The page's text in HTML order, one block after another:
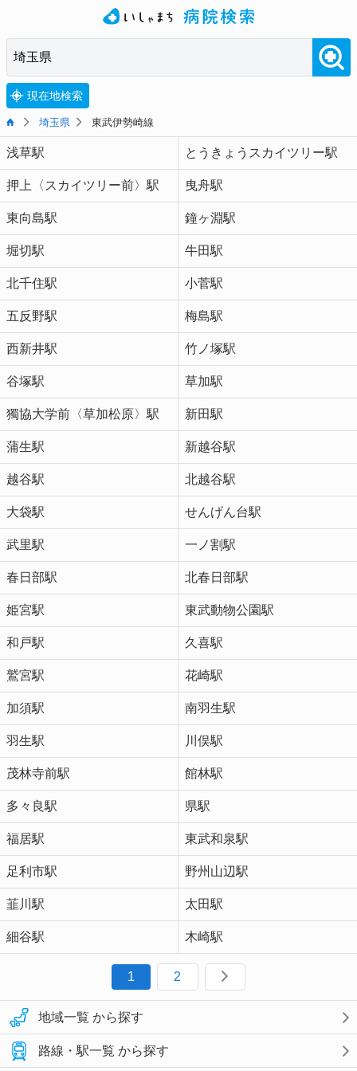
現在地検索
埼玉県 東武伊勢崎線
浅草駅 とうきょうスカイツリー駅
押上〈スカイツリー前〉駅 曳舟駅
東向島駅 鐘ヶ淵駅
堀切駅 牛田駅
北千住駅 小菅駅
五反野駅 梅島駅
西新井駅 竹ノ塚駅
谷塚駅 草加駅
獨協大学前〈草加松原〉駅 新田駅
蒲生駅 新越谷駅
越谷駅 北越谷駅
大袋駅 せんげん台駅
武里駅 一ノ割駅
春日部駅 北春日部駅
姫宮駅 東武動物公園駅
和戸駅 久喜駅
鷲宮駅 花崎駅
加須駅 南羽生駅
羽生駅 川俣駅
茂林寺前駅 館林駅
多々良駅 県駅
福居駅 東武和泉駅
足利市駅 野州山辺駅
韮川駅 太田駅
細谷駅 木崎駅
1 2
地域一覧 から探す
路線・駅一覧 から探す